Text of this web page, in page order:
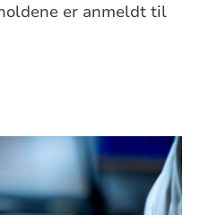
er anmeldt til